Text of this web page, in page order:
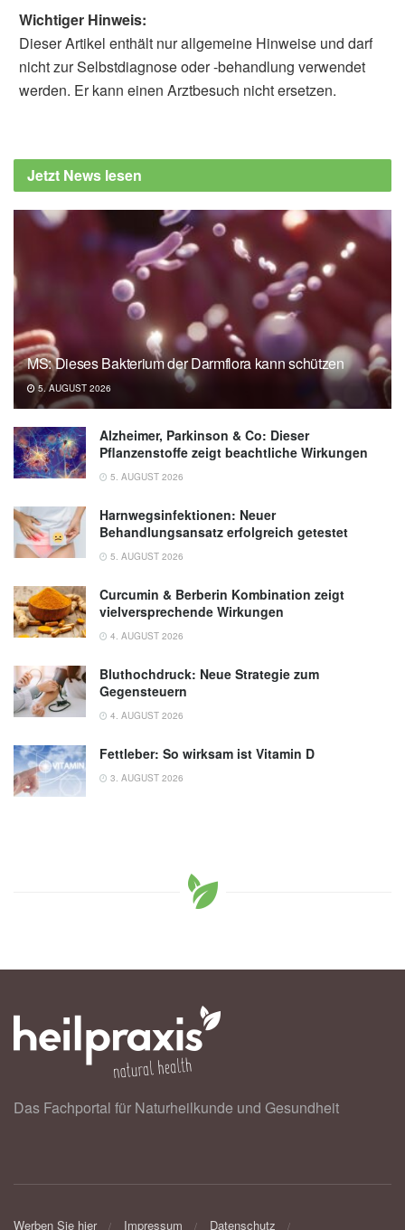
Wichtiger Hinweis:
Dieser Artikel enthält nur allgemeine Hinweise und darf
nicht zur Selbstdiagnose oder -behandlung verwendet
werden. Er kann einen Arztbesuch nicht ersetzen.
Jetzt News lesen
MS: Dieses Bakterium der Darmflora kann schützen
5. AUGUST 2026
Alzheimer, Parkinson & Co: Dieser
Pflanzenstoffe zeigt beachtliche Wirkungen
5. AUGUST 2026
Harnwegsinfektionen: Neuer
Behandlungsansatz erfolgreich getestet
5. AUGUST 2026
Curcumin & Berberin Kombination zeigt
vielversprechende Wirkungen
4. AUGUST 2026
Bluthochdruck: Neue Strategie zum
Gegensteuern
4. AUGUST 2026
Fettleber: So wirksam ist Vitamin D
3. AUGUST 2026
Das Fachportal für Naturheilkunde und Gesundheit
Werben Sie hier Impressum Datenschutz